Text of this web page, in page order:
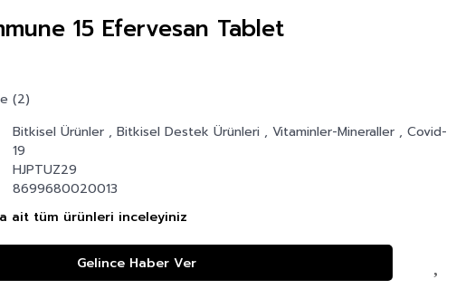
15 Efervesan Tablet
(2)
Bitkisel Ürünler ,Bitkisel Destek Ürünleri ,Vitaminler-Mineraller ,Covid-
19
HJPTUZ29
8699680020013
ait tüm ürünleri inceleyiniz
Gelince Haber Ver